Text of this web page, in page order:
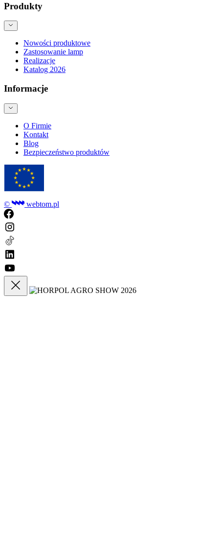
Produkty
Nowości produktowe
Zastosowanie lamp
Realizacje
Katalog 2026
Informacje
O Firmie
Kontakt
Blog
Bezpieczeństwo produktów
© webtom.pl